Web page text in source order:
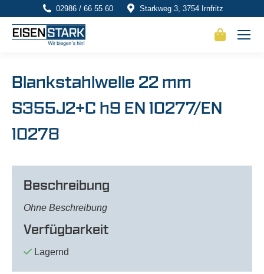
02986 / 66 55 60 Starkweg 3, 3754 Irnfritz
Blankstahlwelle 22 mm
S355J2+C h9 EN 10277/EN
10278
Beschreibung
Ohne Beschreibung
Verfügbarkeit
Lagernd